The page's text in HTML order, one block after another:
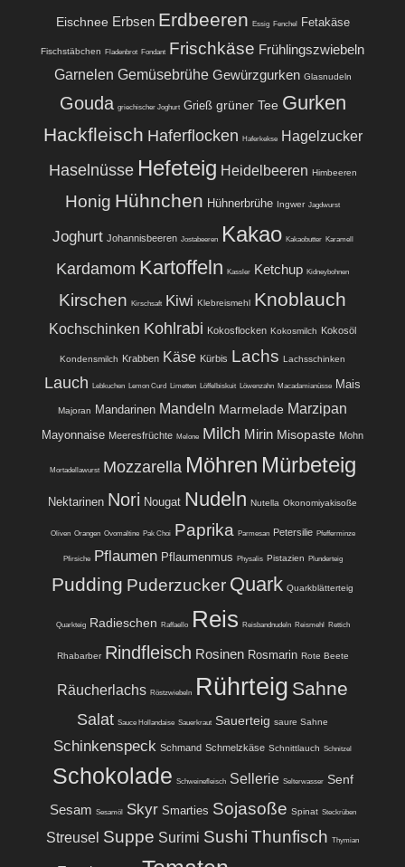
Eischnee Erbsen Erdbeeren Essig Fenchel Fetakäse
Fischstäbchen Fladenbrot Fondant Frischkäse Frühlingszwiebeln
Garnelen Gemüsebrühe Gewürzgurken Glasnudeln
Gouda griechischer Joghurt Grieß grüner Tee Gurken
Hackfleisch Haferflocken Haferkekse Hagelzucker
Haselnüsse Hefeteig Heidelbeeren Himbeeren
Honig Hühnchen Hühnerbrühe Ingwer Jagdwurst
Joghurt Johannisbeeren Jostabeeren Kakao Kakaobutter Karamell
Kardamom Kartoffeln Kassler Ketchup Kidneybohnen
Kirschen Kirschsaft Kiwi Klebreismehl Knoblauch
Kochschinken Kohlrabi Kokosflocken Kokosmilch Kokosöl
Kondensmilch Krabben Käse Kürbis Lachs Lachsschinken
Lauch Lebkuchen Lemon Curd Limetten Löffelbiskuit Löwenzahn Macadamianüsse Mais
Majoran Mandarinen Mandeln Marmelade Marzipan
Mayonnaise Meeresfrüchte Melone Milch Mirin Misopaste Mohn
Mortadellawurst Mozzarella Möhren Mürbeteig
Nektarinen Nori Nougat Nudeln Nutella Okonomiyakisoße
Oliven Orangen Ovomaltine Pak Choi Paprika Parmesan Petersilie Pfefferminze
Pfirsiche Pflaumen Pflaumenmus Physalis Pistazien Plunderteig
Pudding Puderzucker Quark Quarkblätterteig
Quarkteig Radieschen Raffaello Reis Reisbandnudeln Reismehl Rettich
Rhabarber Rindfleisch Rosinen Rosmarin Rote Beete
Räucherlachs Röstzwiebeln Rührteig Sahne
Salat Sauce Hollandaise Sauerkraut Sauerteig saure Sahne
Schinkenspeck Schmand Schmelzkäse Schnittlauch Schnitzel
Schokolade Schweinefleisch Sellerie Selterwasser Senf
Sesam Sesamöl Skyr Smarties Sojasoße Spinat Steckrüben
Streusel Suppe Surimi Sushi Thunfisch Thymian